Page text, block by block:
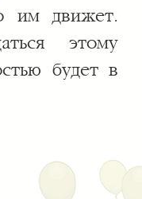
им движет.
этому
будет в